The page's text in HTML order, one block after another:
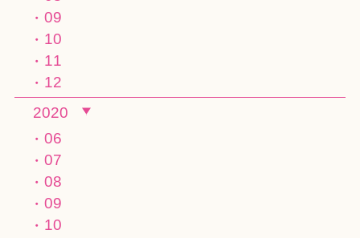
09
10
11
12
2020
06
07
08
09
10